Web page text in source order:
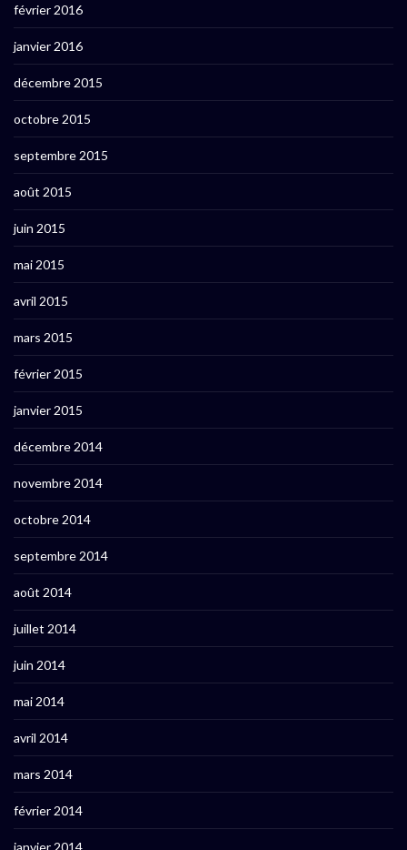
février 2016
janvier 2016
décembre 2015
octobre 2015
septembre 2015
août 2015
juin 2015
mai 2015
avril 2015
mars 2015
février 2015
janvier 2015
décembre 2014
novembre 2014
octobre 2014
septembre 2014
août 2014
juillet 2014
juin 2014
mai 2014
avril 2014
mars 2014
février 2014